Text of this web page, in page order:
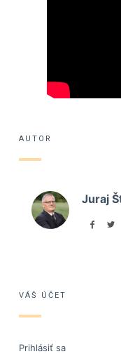
AUTOR
Juraj
VÁŠ ÚČET
Prihlásiť sa